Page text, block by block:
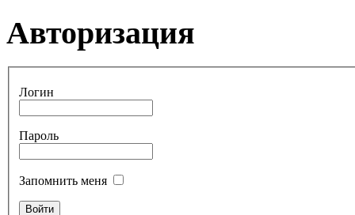
Авторизация
Логин
Пароль
Запомнить меня